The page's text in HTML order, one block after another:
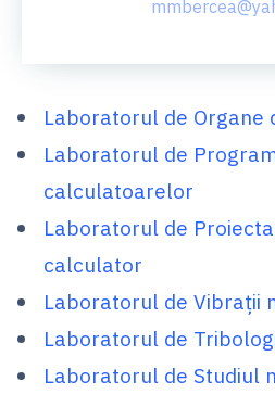
Laboratorul de Organe
Laboratorul de
calculatoarelor
Laboratorul de
calculator
Laboratorul de Vibraţii
Laboratorul de
Laboratorul de Studiul